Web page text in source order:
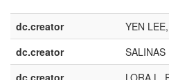
dc.creator
YEN
dc.creator
SALINAS
dc.creator
LORA L,